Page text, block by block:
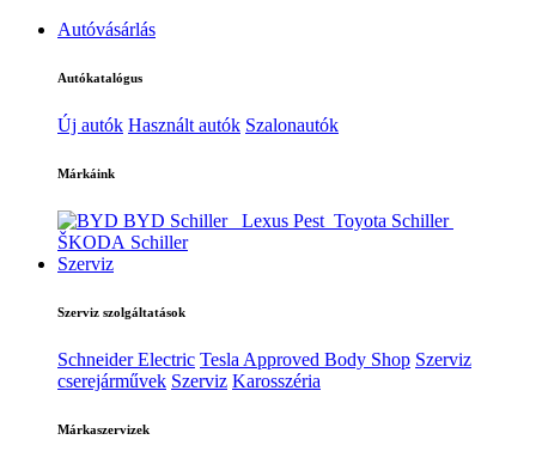
Autóvásárlás
Autókatalógus
Új autók Használt autók Szalonautók
Márkáink
BYD Schiller Lexus Pest Toyota Schiller
ŠKODA Schiller
Szerviz
Szerviz szolgáltatások
Schneider Electric Tesla Approved Body Shop Szerviz
cserejárművek Szerviz Karosszéria
Márkaszervizek